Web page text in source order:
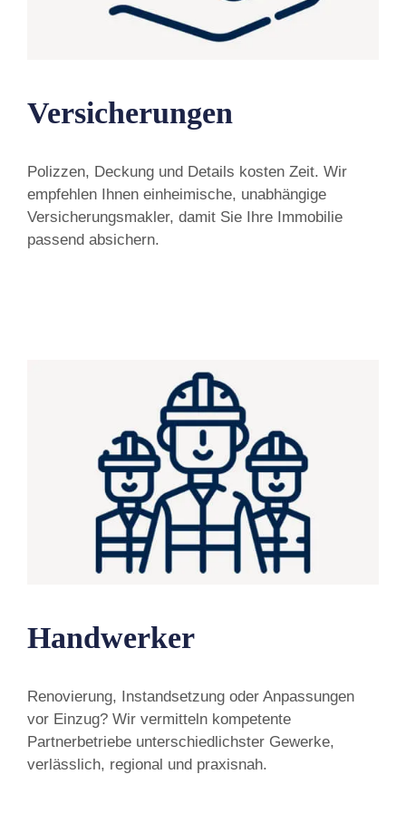
Versicherungen
Polizzen, Deckung und Details kosten Zeit. Wir
empfehlen Ihnen einheimische, unabhängige
Versicherungsmakler, damit Sie Ihre Immobilie
passend absichern.
Handwerker
Renovierung, Instandsetzung oder Anpassungen
vor Einzug? Wir vermitteln kompetente
Partnerbetriebe unterschiedlichster Gewerke,
verlässlich, regional und praxisnah.